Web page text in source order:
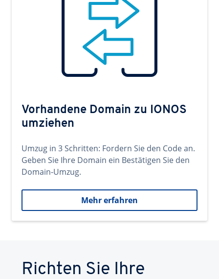
Vorhandene Domain zu IONOS
umziehen
Umzug in 3 Schritten: Fordern Sie den Code an.
Geben Sie Ihre Domain ein Bestätigen Sie den
Domain-Umzug.
Mehr erfahren
Richten Sie Ihre